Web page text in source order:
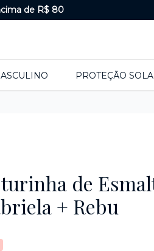
de R$ 80
PROTEÇÃO
de
+ Rebu